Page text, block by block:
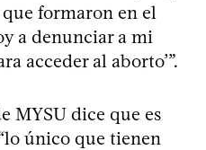
formaron en el
a denunciar a mi
acceder al aborto’”.
MYSU dice que es
único que tienen